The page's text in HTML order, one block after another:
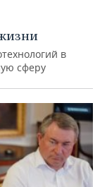
в
сферу